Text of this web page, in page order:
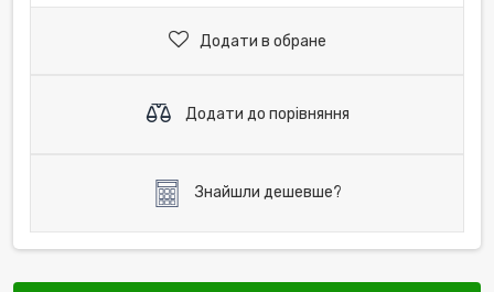
Додати в обране
Додати до порівняння
Знайшли дешевше?